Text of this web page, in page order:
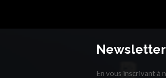
Newsletter
En vous inscrivant à